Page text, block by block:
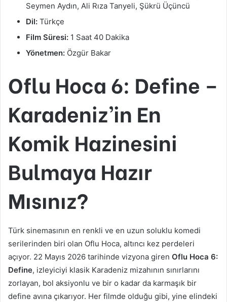
Seymen Aydın, Ali Rıza Tanyeli, Şükrü Üçüncü
Dil: Türkçe
Film Süresi: 1 Saat 40 Dakika
Yönetmen: Özgür Bakar
Oflu Hoca 6: Define –
Karadeniz’in En
Komik Hazinesini
Bulmaya Hazır
Mısınız?
Türk sinemasının en renkli ve en uzun soluklu komedi
serilerinden biri olan Oflu Hoca, altıncı kez perdeleri
açıyor. 22 Mayıs 2026 tarihinde vizyona giren Oflu Hoca 6:
Define, izleyiciyi klasik Karadeniz mizahının sınırlarını
zorlayan, bol aksiyonlu ve bir o kadar da karmaşık bir
define avına çıkarıyor. Her filmde olduğu gibi, yine elindeki